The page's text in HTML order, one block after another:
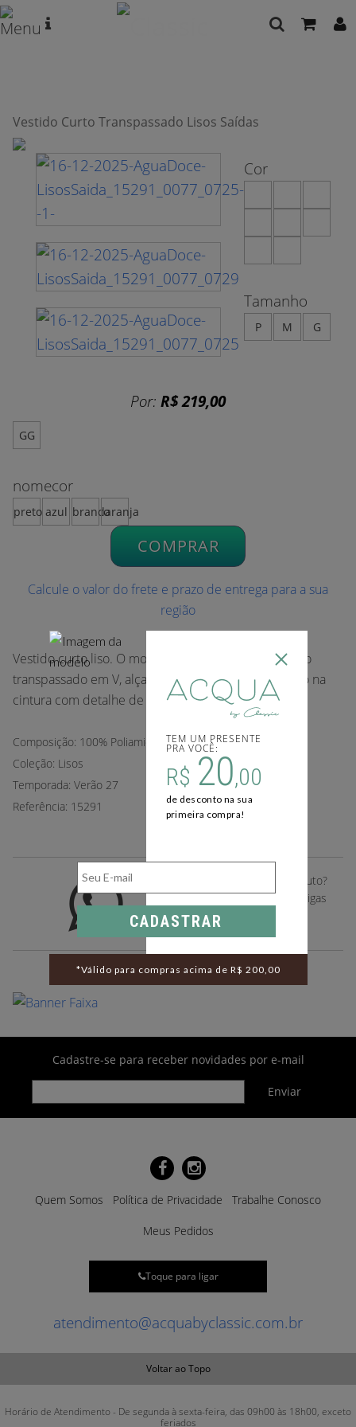
TEM UM PRESENTE
PRA VOCÊ:
R$ 20,00
de desconto na sua
primeira compra!
CADASTRAR
*Válido para compras acima de R$ 200,00
Vestido Curto Transpassado Lisos Saídas
Por: R$ 219,00
Cor
Tamanho
P M G
GG
nomecor
preto azul brancolaranja
COMPRAR
Calcule o valor do frete e prazo de entrega para a sua
região
Vestido curto liso. O modelo possui decote profundo
transpassado em V, alças finas e ajuste de amarração na
cintura com detalhe de ponteiras.
Composição: 100% Poliamida.
Coleção: Lisos
Temporada: Verão 27
Referência: 15291
Gostou deste desse produto?
Compartilhe com suas amigas
pelo whatsapp
Cadastre-se para receber novidades por e-mail
Quem Somos Política de Privacidade Trabalhe Conosco
Meus Pedidos
Toque para ligar
atendimento@acquabyclassic.com.br
Voltar ao Topo
Horário de Atendimento - De segunda à sexta-feira, das 09h00 às 18h00, exceto
feriados